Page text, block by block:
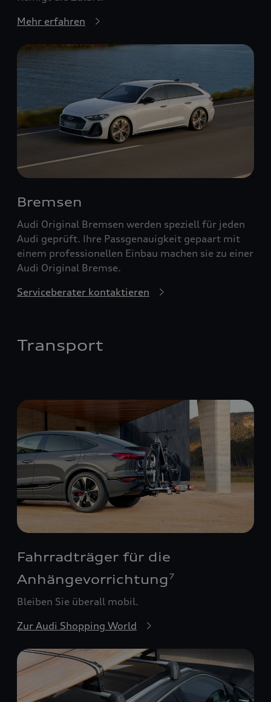
Mehr erfahren
Bremsen
Audi Original Bremsen werden speziell für jeden
Audi geprüft. Ihre Passgenauigkeit gepaart mit
einem professionellen Einbau machen sie zu einer
Audi Original Bremse.
Serviceberater kontaktieren
Transport
Fahrradträger für die
Anhängevorrichtung 7
Bleiben Sie überall mobil.
Zur Audi Shopping World